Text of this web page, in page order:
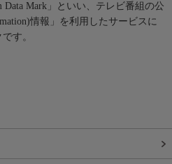
Data Mark」といい、テレビ番組の公
情報」を利用したサービスに
す。